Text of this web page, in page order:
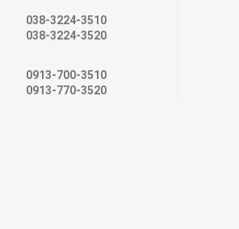
038-3224-3510
038-3224-3520
0913-700-3510
0913-770-3520